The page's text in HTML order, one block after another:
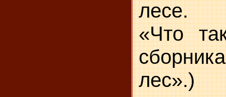
лесе.
«Что
лес».)